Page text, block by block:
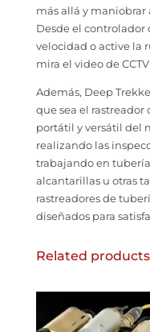
más allá y maniobrar
Desde el controlador
velocidad o active la
mira el video de
Además, Deep
que sea el rastreador
portátil y versátil del
realizando las
trabajando en
alcantarillas u otras
rastreadores de
diseñados para
Related products